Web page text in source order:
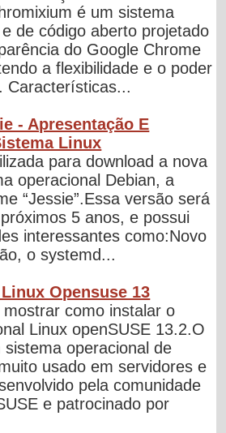
é um sistema
de código aberto projetado
do Google Chrome
a flexibilidade e o poder
Características...
- Apresentação E
Linux
para download a nova
operacional Debian, a
“Jessie”.Essa versão será
5 anos, e possui
interessantes como:Novo
o systemd...
Opensuse 13
como instalar o
Linux openSUSE 13.2.O
operacional de
usado em servidores e
pela comunidade
e patrocinado por